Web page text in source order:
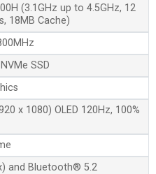
(3.1GHz up to 4.5GHz, 12
18MB Cache)
SSD
x 1080) OLED 120Hz, 100%
and Bluetooth® 5.2